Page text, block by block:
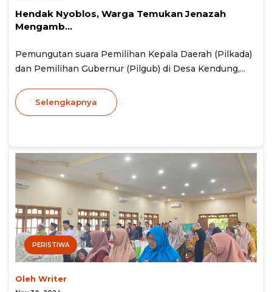
Hendak Nyoblos, Warga Temukan Jenazah
Mengamb...
Pemungutan suara Pemilihan Kepala Daerah (Pilkada)
dan Pemilihan Gubernur (Pilgub) di Desa Kendung,...
Selengkapnya
PERISTIWA
Oleh Writer